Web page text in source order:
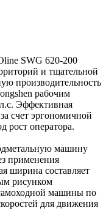
SWG 620-200
и тщательной
производительность
рабочим
Эффективная
счет эргономичной
рост оператора.
машину
применения
ширина составляет
рисунком
машины по
для движения